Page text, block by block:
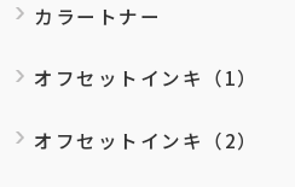
カラートナー
オフセットインキ（1）
オフセットインキ（2）